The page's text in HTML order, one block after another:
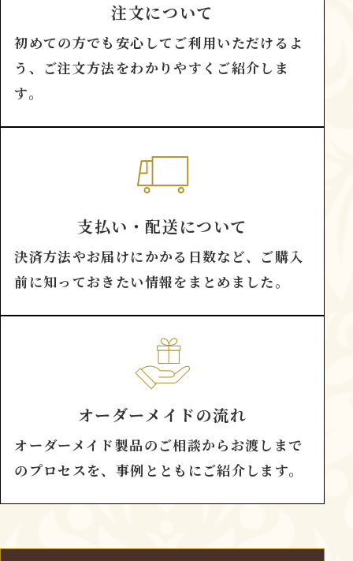
注文について
初めての方でも安心してご利用いただけるよ
う、ご注文方法をわかりやすくご紹介しま
す。
支払い・配送について
決済方法やお届けにかかる日数など、ご購入
前に知っておきたい情報をまとめました。
オーダーメイドの流れ
オーダーメイド製品のご相談からお渡しまで
のプロセスを、事例とともにご紹介します。